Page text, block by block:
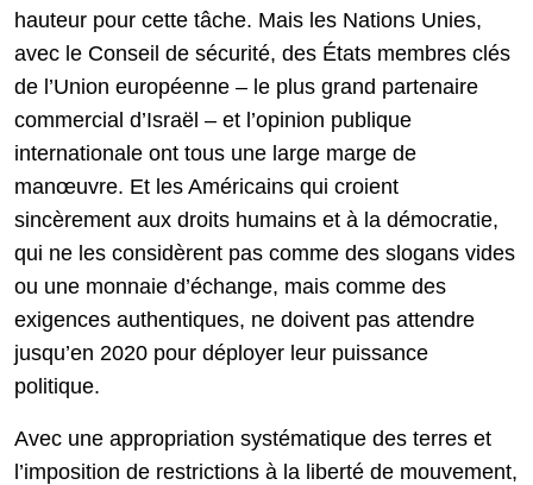
hauteur pour cette tâche. Mais les Nations Unies,
avec le Conseil de sécurité, des États membres clés
de l’Union européenne – le plus grand partenaire
commercial d’Israël – et l’opinion publique
internationale ont tous une large marge de
manœuvre. Et les Américains qui croient
sincèrement aux droits humains et à la démocratie,
qui ne les considèrent pas comme des slogans vides
ou une monnaie d’échange, mais comme des
exigences authentiques, ne doivent pas attendre
jusqu’en 2020 pour déployer leur puissance
politique.
Avec une appropriation systématique des terres et
l’imposition de restrictions à la liberté de mouvement,